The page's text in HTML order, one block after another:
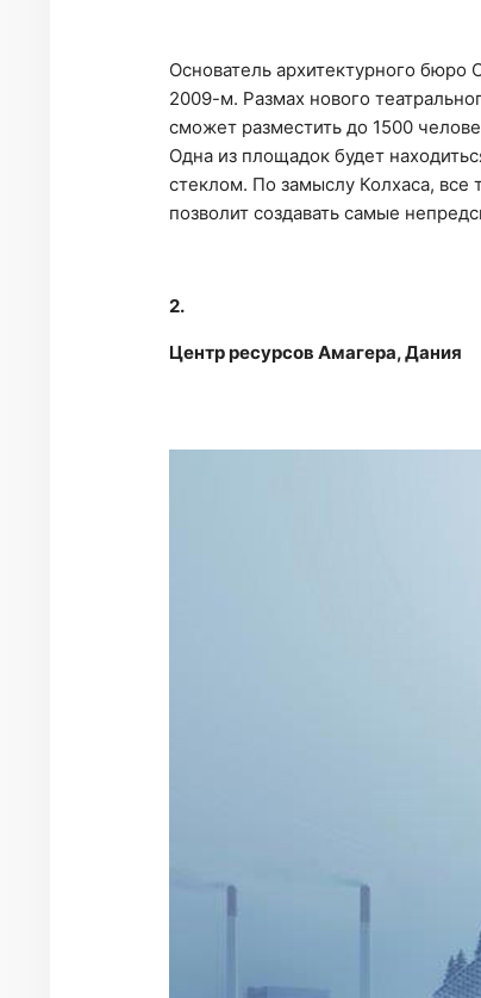
Основатель архитектурного бюро
2009-м. Размах нового
сможет разместить до 1500
Одна из площадок будет
стеклом. По замыслу Колхаса,
позволит создавать самые
2.
Центр ресурсов Амагера, Дания